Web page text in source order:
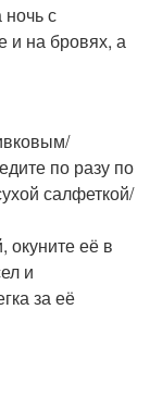
ночь с
и на бровях, а
по разу по
салфеткой/
окуните её в
и
за её